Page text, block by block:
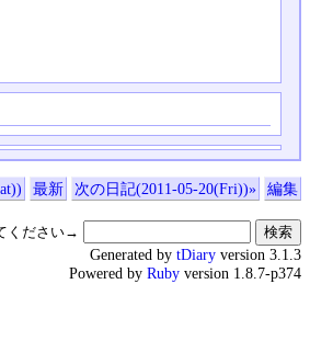
最新 次の日記(2011-05-20(Fri))» 編集
ください→
Generated by tDiary version 3.1.3
Powered by Ruby version 1.8.7-p374